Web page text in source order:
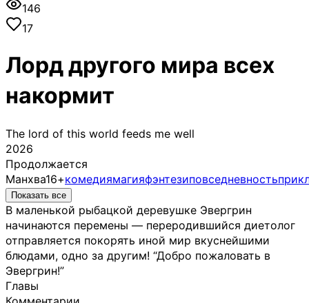
146
17
Лорд другого мира всех
накормит
The lord of this world feeds me well
2026
Продолжается
Манхва16+комедиямагияфэнтезиповседневность
Показать все
В маленькой рыбацкой деревушке Эвергрин
начинаются перемены — переродившийся диетолог
отправляется покорять иной мир вкуснейшими
блюдами, одно за другим! “Добро пожаловать в
Эвергрин!”
Главы